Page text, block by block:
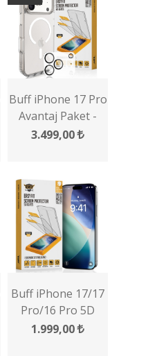
Buff iPhone 17 Pro
Avantaj Paket -
MagSafe Kılıf +
3.499,00
Buff iPhone 17/17
Pro/16 Pro 5D
Glass EasyFit
1.999,00